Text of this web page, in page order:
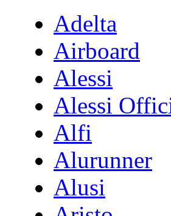
Adelta
Airboard
Alessi
Alessi
Alfi
Alurunner
Alusi